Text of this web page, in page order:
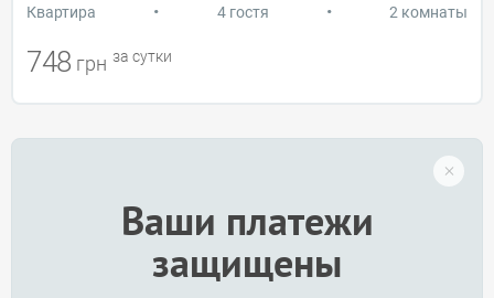
Квартира • 4 гостя • 2 комнаты
748 грн за сутки
Ваши платежи
защищены